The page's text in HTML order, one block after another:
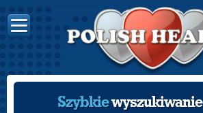
Szybkiewyszukiwanie